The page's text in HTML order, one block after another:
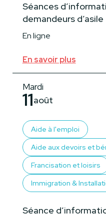
Séances
demandeurs d’asile
En ligne
En savoir plus
Mardi
11août
Aide à l'emploi
Aide aux devoirs et
Francisation et loisirs
Immigration &
Séance